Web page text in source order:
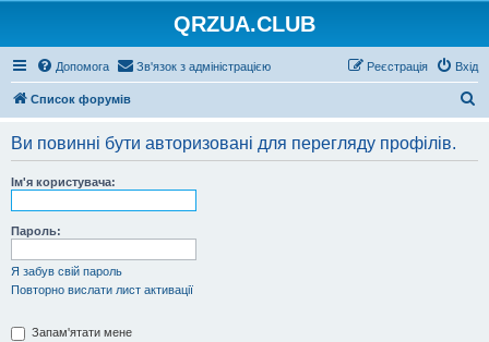
QRZUA.CLUB
Допомога Зв'язок з адміністрацією Вхід
Реєстрація
Список форумів
Ви повинні бути авторизовані для перегляду профілів.
Ім'я користувача:
Пароль:
Я забув свій пароль
Повторно вислати лист активації
Запам'ятати мене